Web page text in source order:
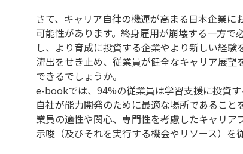
さて、キャリア自律の機運が高まる日本企業
可能性があります。終身雇用が崩壊する一方
し、より育成に投資する企業やより新しい経
流出をせき止め、従業員が健全なキャリア展
できるでしょうか。
e-bookでは、94%の従業員は学習支援に投資
自社が能力開発のために最適な場所であるこ
業員の適性や関心、専門性を考慮したキャリ
示唆（及びそれを実行する機会やリソース）を